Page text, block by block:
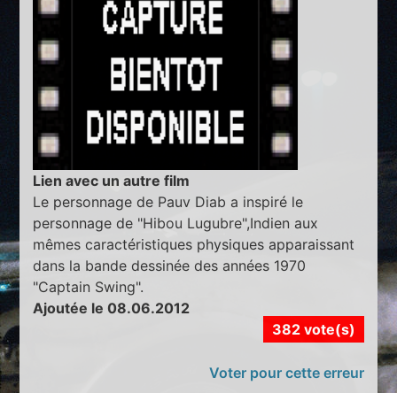
Lien avec un autre film
Le personnage de Pauv Diab a inspiré le
personnage de "Hibou Lugubre",Indien aux
mêmes caractéristiques physiques apparaissant
dans la bande dessinée des années 1970
"Captain Swing".
Ajoutée le 08.06.2012
382 vote(s)
Voter pour cette erreur